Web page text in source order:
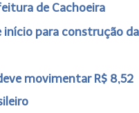
de Cachoeira
início para construção da
movimentar R$ 8,52